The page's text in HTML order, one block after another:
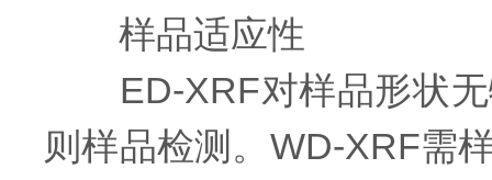
样品适应性
ED-XRF对样品形状无
则样品检测。WD-XRF需